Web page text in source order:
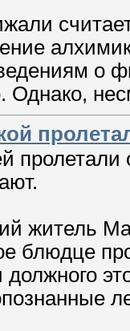
о
Однако,
житель
блюдце